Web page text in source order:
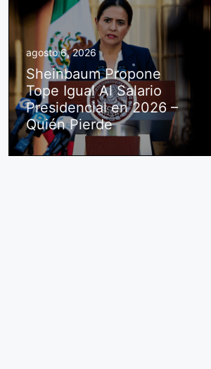
agosto 6, 2026
Sheinbaum Propone
Tope Igual Al Salario
Presidencial en 2026 –
Quién Pierde